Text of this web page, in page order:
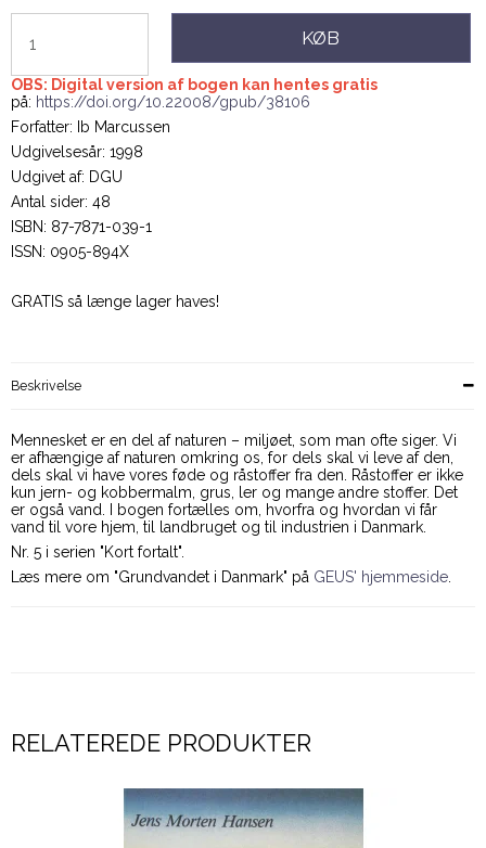
KØB
OBS: Digital version af bogen kan hentes gratis
på: https://doi.org/10.22008/gpub/38106
Forfatter: Ib Marcussen
Udgivelsesår: 1998
Udgivet af: DGU
Antal sider: 48
ISBN: 87-7871-039-1
ISSN: 0905-894X
GRATIS så længe lager haves!
Beskrivelse
Mennesket er en del af naturen – miljøet, som man ofte siger. Vi
er afhængige af naturen omkring os, for dels skal vi leve af den,
dels skal vi have vores føde og råstoffer fra den. Råstoffer er ikke
kun jern- og kobbermalm, grus, ler og mange andre stoffer. Det
er også vand. I bogen fortælles om, hvorfra og hvordan vi får
vand til vore hjem, til landbruget og til industrien i Danmark.
Nr. 5 i serien "Kort fortalt".
Læs mere om "Grundvandet i Danmark" på GEUS' hjemmeside
RELATEREDE PRODUKTER